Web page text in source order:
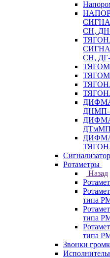
СН,
СН,
ДНМП-
Ротаметры
Назад
типа
типа
типа
Звонки